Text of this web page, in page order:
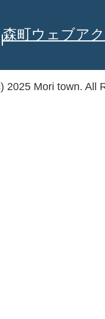
森町ウェブア
2025 Mori town. All